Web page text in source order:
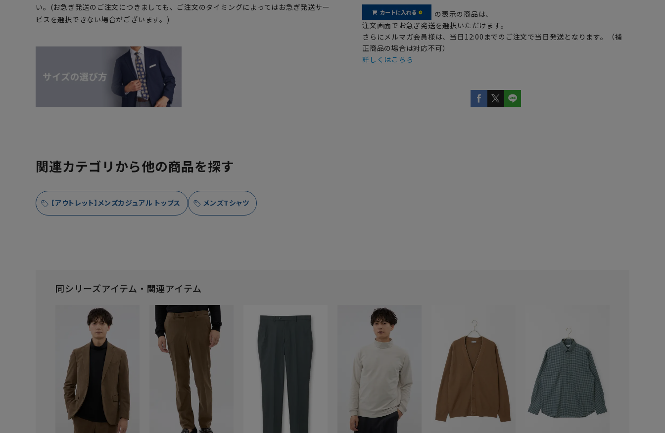
い。(お急ぎ発送のご注文につきましても、ご注文のタイミングによってはお急ぎ発送サー
ビスを選択できない場合がございます。)
の表示の商品は、
注文画面でお急ぎ発送を選択いただけます。
さらにメルマガ会員様は、当日12:00までのご注文で当日発送となります。（補
正商品の場合は対応不可）
詳しくはこちら
関連カテゴリから他の商品を探す
【アウトレット】メンズカジュアル トップス メンズTシャツ
同シリーズアイテム・関連アイテム